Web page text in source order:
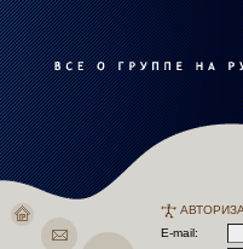
E-mail: